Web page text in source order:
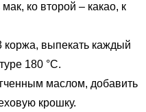
ко второй – какао, к
коржа, выпекать каждый
180 °С.
маслом, добавить
крошку.